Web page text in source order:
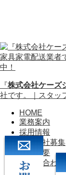
『株式会社ケーズ
社です。｜スタッ
HOME
業務案内
採用情報
協力会社募集
会社概要
お問い合わせ
BLOG